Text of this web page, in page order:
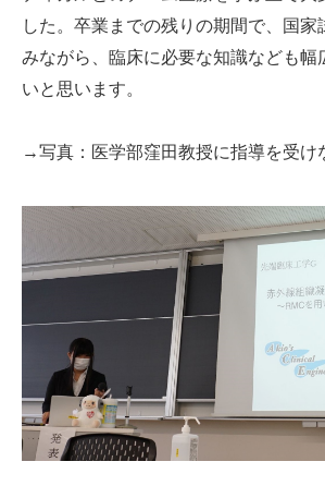
した。卒業までの残りの期間で、国家
みながら、臨床に必要な知識なども幅
いと思います。
→写真：医学部窪田教授に指導を受け